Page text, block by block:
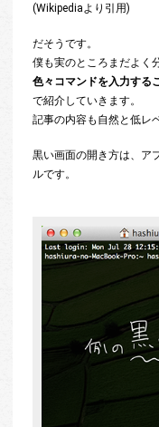
(Wikipediaより引用)
だそうです。
僕も実のところまだよく
色々コマンドを入力する
で紹介していきます。
記事の内容も自然と低レ
黒い画面の開き方は、
ルです。